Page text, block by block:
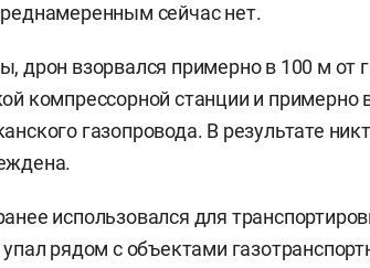
сейчас нет.
дрон взорвался примерно в 100 м от
компрессорной станции и примерно
газопровода. В результате
использовался для
рядом с объектами